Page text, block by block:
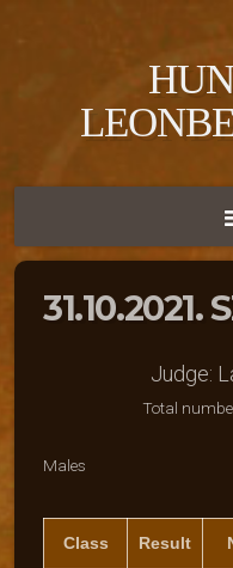
31.10.2021.
Judge:
Total
Males
Class Result